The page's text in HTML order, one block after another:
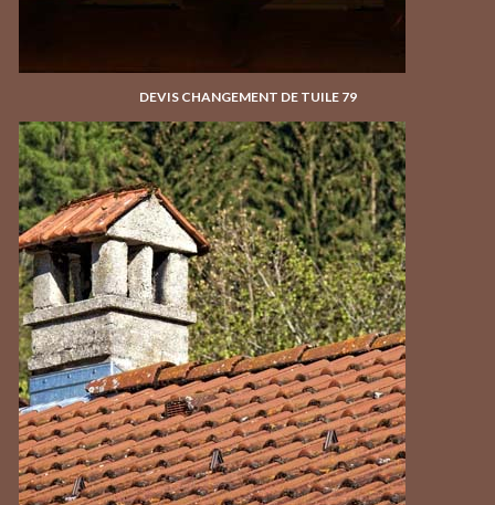
DEVIS CHANGEMENT DE TUILE 79